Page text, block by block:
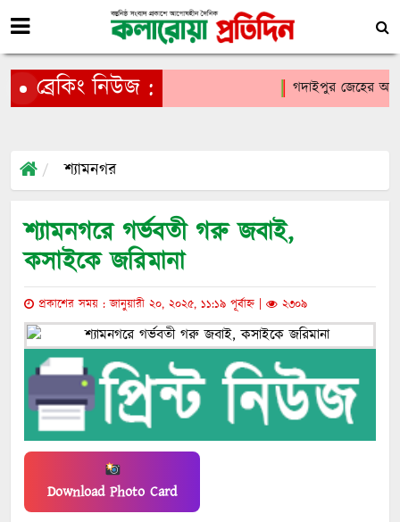
ব্রেকিং নিউজ : গদাইপুর জেহের আলী
শ্যামনগর
শ্যামনগরে গর্ভবতী গরু জবাই,
কসাইকে জরিমানা
প্রকাশের সময় : জানুয়ারী ২০, ২০২৫, ১১:১৯ পূর্বাহ্ন | ২৩০৯
Download Photo Card